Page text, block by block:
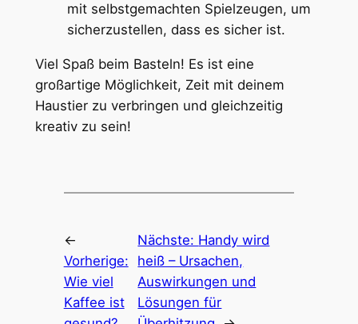
mit selbstgemachten Spielzeugen, um
sicherzustellen, dass es sicher ist.
Viel Spaß beim Basteln! Es ist eine
großartige Möglichkeit, Zeit mit deinem
Haustier zu verbringen und gleichzeitig
kreativ zu sein!
←
Vorherige:
Wie viel
Kaffee ist
Nächste: Handy wird
heiß – Ursachen,
Auswirkungen und
Lösungen für